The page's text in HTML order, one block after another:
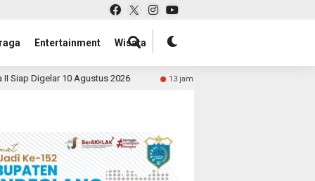
Entertainment Wisata
13 jam lalu Perkuat Sinergi Lintas Sektoral, Polres Lebak Siaga